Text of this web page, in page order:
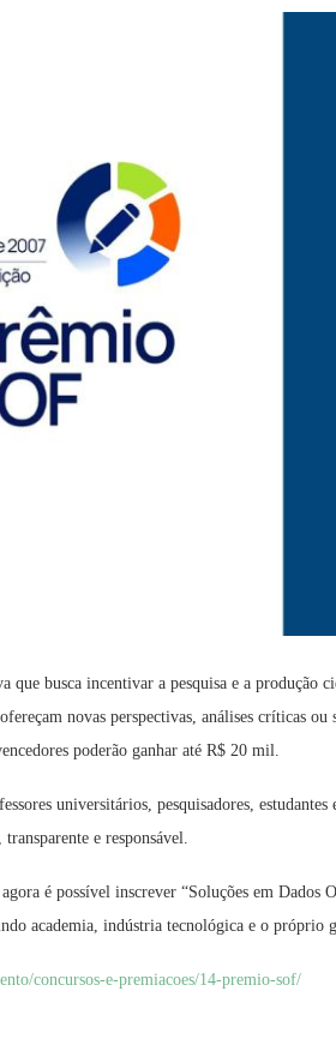
que busca incentivar a pesquisa e a produção
novas perspectivas, análises críticas ou
poderão ganhar até R$ 20 mil.
universitários, pesquisadores, estudantes
e responsável.
é possível inscrever “Soluções em Dados
academia, indústria tecnológica e o próprio
concursos-e-premiacoes/14-premio-sof/